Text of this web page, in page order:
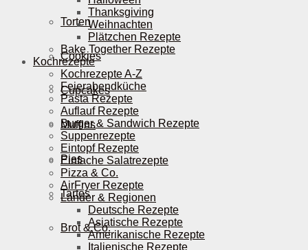
Torten
Cookies
Cupcakes
Muffins
Pies
Tartes
Brot & Co.
Thanksgiving
Weihnachten
Plätzchen Rezepte
Bake Together Rezepte
Kochrezepte
Kochrezepte A-Z
Feierabendküche
Pasta Rezepte
Auflauf Rezepte
Burger & Sandwich Rezepte
Suppenrezepte
Eintopf Rezepte
Einfache Salatrezepte
Pizza & Co.
AirFryer Rezepte
Länder & Regionen
Deutsche Rezepte
Asiatische Rezepte
Amerikanische Rezepte
Italienische Rezepte